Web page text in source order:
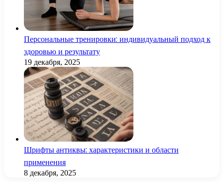
Персональные тренировки: индивидуальный подход к
здоровью и результату
19 декабря, 2025
Шрифты антиквы: характеристики и области
применения
8 декабря, 2025